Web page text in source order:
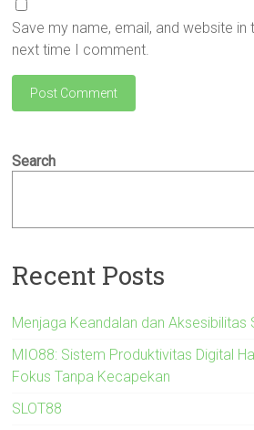
Save my name, email, and website
next time I comment.
Search
Recent Posts
Menjaga Keandalan dan Aksesibilitas
MIO88: Sistem Produktivitas Digital
Fokus Tanpa Kecapekan
SLOT88